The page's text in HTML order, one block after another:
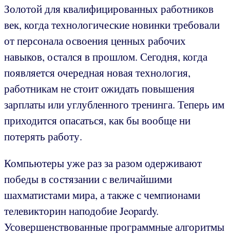
Золотой для квалифицированных работников
век, когда технологические новинки требовали
от персонала освоения ценных рабочих
навыков, остался в прошлом. Сегодня, когда
появляется очередная новая технология,
работникам не стоит ожидать повышения
зарплаты или углубленного тренинга. Теперь им
приходится опасаться, как бы вообще ни
потерять работу.
Компьютеры уже раз за разом одерживают
победы в состязании с величайшими
шахматистами мира, а также с чемпионами
телевикторин наподобие Jeopardy.
Усовершенствованные программные алгоритмы